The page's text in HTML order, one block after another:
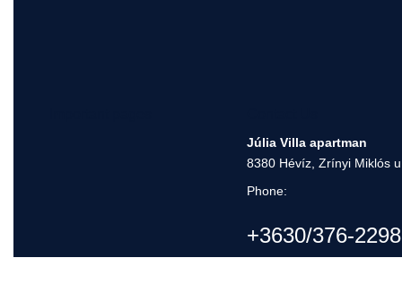
Júlia Villa apartman
8380 Hévíz, Zrínyi Miklós
Phone:
+3630/376-2298